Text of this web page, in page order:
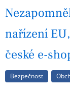
nařízení
české e-
Bezpečnost